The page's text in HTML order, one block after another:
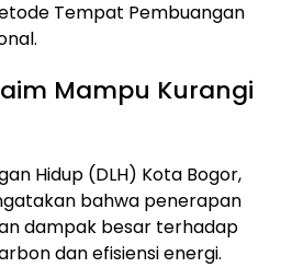
Tempat Pembuangan
Mampu Kurangi
Hidup (DLH) Kota Bogor,
bahwa penerapan
dampak besar terhadap
dan efisiensi energi.